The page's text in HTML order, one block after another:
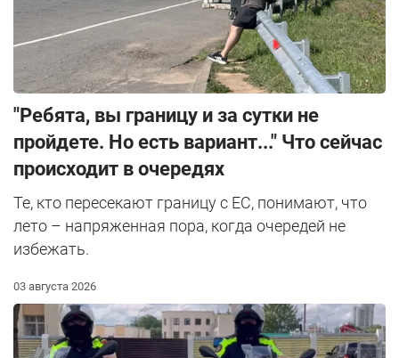
"Ребята, вы границу и за сутки не
пройдете. Но есть вариант..." Что сейчас
происходит в очередях
Те, кто пересекают границу с ЕС, понимают, что
лето – напряженная пора, когда очередей не
избежать.
03 августа 2026